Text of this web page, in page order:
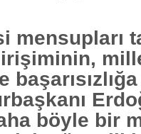
mensupları
böyle bir